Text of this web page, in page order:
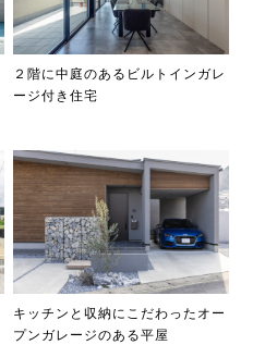
２階に中庭のあるビルトインガレ
ージ付き住宅
キッチンと収納にこだわったオー
プンガレージのある平屋